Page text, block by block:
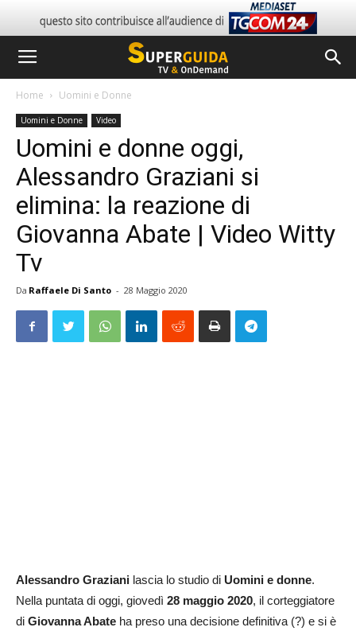
Home Uomini e Donne
Uomini e Donne Video
Uomini e donne oggi,
Alessandro Graziani si
elimina: la reazione di
Giovanna Abate | Video Witty
Tv
Da Raffaele Di Santo - 28 Maggio 2020
Alessandro Graziani lascia lo studio di Uomini e donne.
Nella puntata di oggi, giovedì 28 maggio 2020, il corteggiatore
di Giovanna Abate ha preso una decisione definitiva (?) e si è